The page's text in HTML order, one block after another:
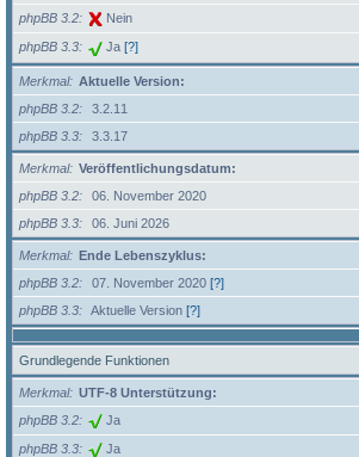
phpBB 3.2
Nein
phpBB 3.3 Ja [?]
Merkmal
Aktuelle Version:
phpBB 3.2
3.2.11
phpBB 3.3
3.3.17
Merkmal
Veröffentlichungsdatum:
phpBB 3.2
06. November 2020
phpBB 3.3
06. Juni 2026
Merkmal
Ende Lebenszyklus:
phpBB 3.2
07. November 2020 [?]
phpBB 3.3
Aktuelle Version [?]
Grundlegende Funktionen
Merkmal
UTF-8 Unterstützung:
phpBB 3.2
Ja
phpBB 3.3 Ja